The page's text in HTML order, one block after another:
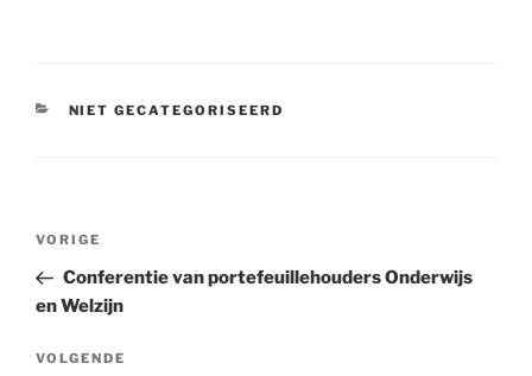
CATEGORIEËN
NIET GECATEGORISEERD
Bericht
Vorig
bericht
VORIGE
Conferentie van portefeuillehouders Onderwijs
en Welzijn
Volgend
VOLGENDE